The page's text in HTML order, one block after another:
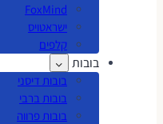
FoxMind
ישראטויס
קלפים
בובות
בובות דיסני
בובות ברבי
בובות פרווה